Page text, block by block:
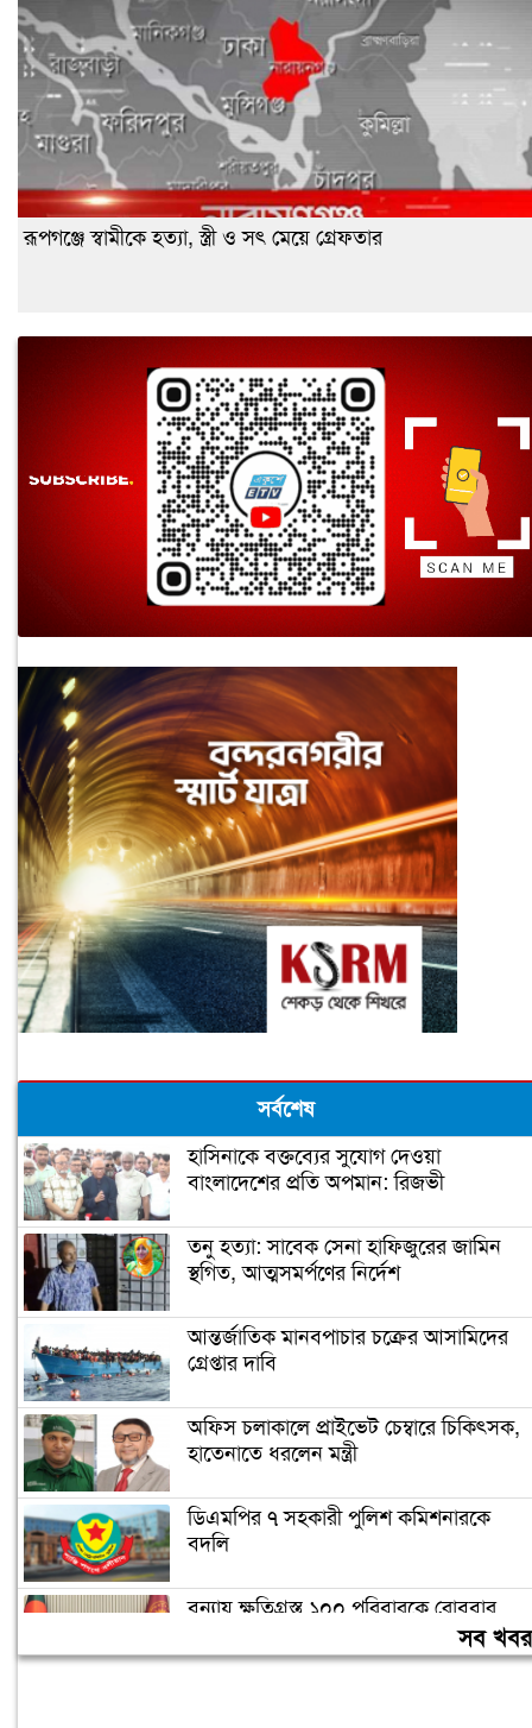
রূপগঞ্জে স্বামীকে হত্যা, স্ত্রী ও সৎ মেয়ে গ্রেফতার
সর্বশেষ
হাসিনাকে বক্তব্যের সুযোগ দেওয়া
বাংলাদেশের প্রতি অপমান: রিজভী
তনু হত্যা: সাবেক সেনা হাফিজুরের জামিন
স্থগিত, আত্মসমর্পণের নির্দেশ
আন্তর্জাতিক মানবপাচার চক্রের আসামিদের
গ্রেপ্তার দাবি
অফিস চলাকালে প্রাইভেট চেম্বারে চিকিৎসক,
হাতেনাতে ধরলেন মন্ত্রী
ডিএমপির ৭ সহকারী পুলিশ কমিশনারকে
বদলি
বন্যায় ক্ষতিগ্রস্ত ১০০ পরিবারকে রোববার
সব